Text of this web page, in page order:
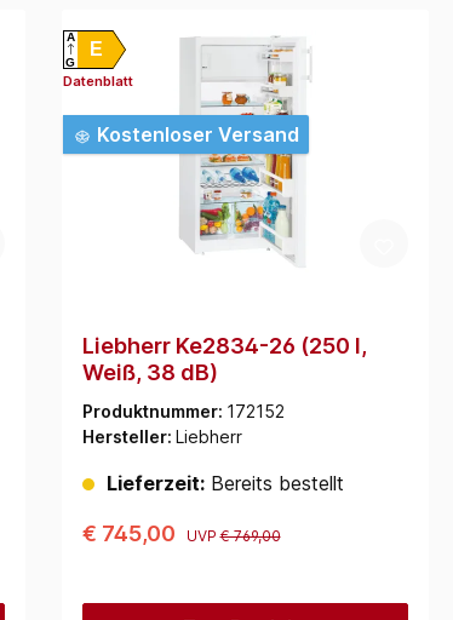
E
A
G
Datenblatt
Kostenloser Versand
Liebherr Ke2834-26 (250 l,
Weiß, 38 dB)
Produktnummer: 172152
Hersteller: Liebherr
Lieferzeit:Bereits bestellt
€ 745,00 UVP€ 769,00